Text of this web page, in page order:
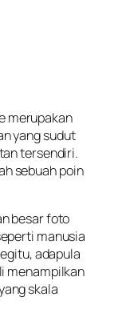
merupakan
yang sudut
tersendiri.
sebuah poin
besar foto
manusia
adapula
menampilkan
skala